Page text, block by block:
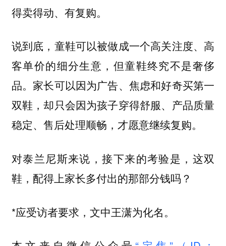
得卖得动、有复购。
说到底，童鞋可以被做成一个高关注度、高
客单价的细分生意，但童鞋终究不是奢侈
品。家长可以因为广告、焦虑和好奇买第一
双鞋，却只会因为孩子穿得舒服、产品质量
稳定、售后处理顺畅，才愿意继续复购。
对泰兰尼斯来说，接下来的考验是，这双
鞋，配得上家长多付出的那部分钱吗？
*应受访者要求，文中王潇为化名。